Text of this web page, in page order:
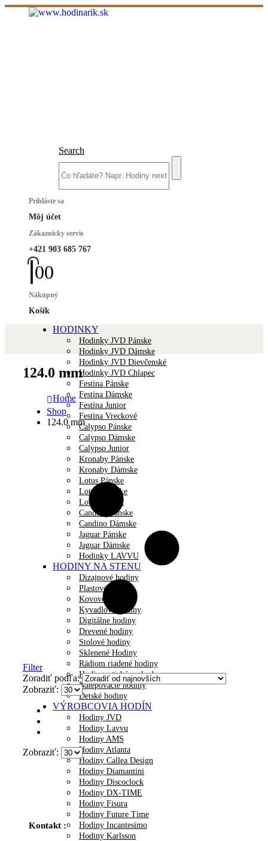
Search
Prihláste sa
Môj účet
Zákaznícky servis
+421 903 685 767
00
Nákupný
Košík
HODINKY
Hodinky JVD Pánske
Hodinky JVD Dámske
Hodinky JVD Dievčenské
Hodinky JVD Chlapec
Festina Pánske
Festina Dámske
Festina Junior
Festina Vreckové
Calypso Pánske
Calypso Dámske
Calypso Junior
Kronaby Pánske
Kronaby Dámske
Lotus Pánske
Lotus Dámske
Lotus Unisex
Candino Pánske
Candino Dámske
Jaguar Pánske
Jaguar Dámske
Hodinky LAVVU
HODINY NA STENU
Dizajnové hodiny
Plastové hodiny
Kovové hodiny
Kyvadlové hodiny
Digitálne hodiny
Drevené hodiny
Stolové hodiny
Sklenené Hodiny
Rádiom riadené hodiny
Hodiny s tichým chodom
Nalepovacie hodiny
Detské hodiny
VÝROBCOVIA HODÍN
Hodiny JVD
Hodiny Lavvu
Hodiny AMS
Hodiny Atlanta
Hodiny Callea Design
Hodiny Diamantini
Hodiny Discoclock
Hodiny DX-TIME
Hodiny Fisura
Hodiny Future Time
Hodiny Incantesimo
Hodiny Karlsson
124.0 mm
Home
Shop
124.0 mm
Filter
Zoradiť podľa:
Zobraziť:
Zobraziť:
Kontakt :